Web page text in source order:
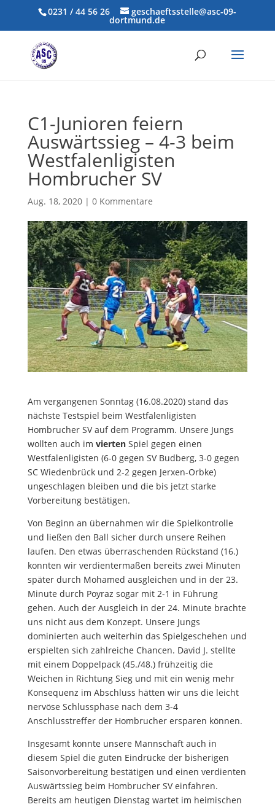
0231 / 44 56 26 geschaeftsstelle@asc-09-
dortmund.de
C1-Junioren feiern
Auswärtssieg – 4-3 beim
Westfalenligisten
Hombrucher SV
Aug. 18, 2020| 0 Kommentare
Am vergangenen Sonntag (16.08.2020) stand das
nächste Testspiel beim Westfalenligisten
Hombrucher SV auf dem Programm. Unsere Jungs
wollten auch im viertenSpiel gegen einen
Westfalenligisten (6-0 gegen SV Budberg, 3-0 gegen
SC Wiedenbrück und 2-2 gegen Jerxen-Orbke)
ungeschlagen bleiben und die bis jetzt starke
Vorbereitung bestätigen.
Von Beginn an übernahmen wir die Spielkontrolle
und ließen den Ball sicher durch unsere Reihen
laufen. Den etwas überraschenden Rückstand (16.)
konnten wir verdientermaßen bereits zwei Minuten
später durch Mohamed ausgleichen und in der 23.
Minute durch Poyraz sogar mit 2-1 in Führung
gehen. Auch der Ausgleich in der 24. Minute brachte
uns nicht aus dem Konzept. Unsere Jungs
dominierten auch weiterhin das Spielgeschehen und
erspielten sich zahlreiche Chancen. David J. stellte
mit einem Doppelpack (45./48.) frühzeitig die
Weichen in Richtung Sieg und mit ein wenig mehr
Konsequenz im Abschluss hätten wir uns die leicht
nervöse Schlussphase nach dem 3-4
Anschlusstreffer der Hombrucher ersparen können.
Insgesamt konnte unsere Mannschaft auch in
diesem Spiel die guten Eindrücke der bisherigen
Saisonvorbereitung bestätigen und einen verdienten
Auswärtssieg beim Hombrucher SV einfahren.
Bereits am heutigen Dienstag wartet im heimischen